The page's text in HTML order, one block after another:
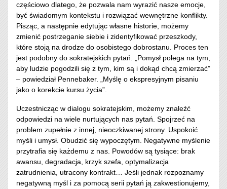
częściowo dlatego, że pozwala nam wyrazić nasze emocje,
być świadomym kontekstu i rozwiązać wewnętrzne konflikty.
Pisząc, a następnie edytując własne historie, możemy
zmienić postrzeganie siebie i zidentyfikować przeszkody,
które stoją na drodze do osobistego dobrostanu. Proces ten
jest podobny do sokratejskich pytań. „Pomysł polega na tym,
aby ludzie pogodzili się z tym, kim są i dokąd chcą zmierzać”
– powiedział Pennebaker. „Myślę o ekspresyjnym pisaniu
jako o korekcie kursu życia”.
Uczestnicząc w dialogu sokratejskim, możemy znaleźć
odpowiedzi na wiele nurtujących nas pytań. Spojrzeć na
problem zupełnie z innej, nieoczkiwanej strony. Uspokoić
myśli i umysł. Obudzić się wypoczętym. Negatywne myślenie
przytrafia się każdemu z nas. Powodów są tysiące: brak
awansu, degradacja, krzyk szefa, optymalizacja
zatrudnienia, utracony kontrakt… Jeśli jednak rozpoznamy
negatywną myśl i za pomocą serii pytań ją zakwestionujemy,